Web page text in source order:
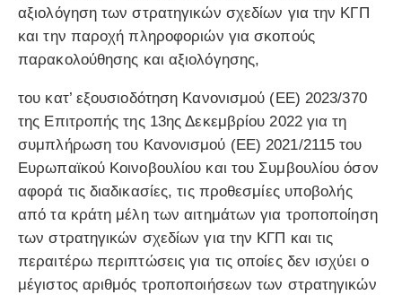
αξιολόγηση των στρατηγικών σχεδίων για την ΚΓΠ
και την παροχή πληροφοριών για σκοπούς
παρακολούθησης και αξιολόγησης,
του κατ’ εξουσιοδότηση Κανονισμού (ΕΕ) 2023/370
της Επιτροπής της 13ης Δεκεμβρίου 2022 για τη
συμπλήρωση του Κανονισμού (ΕΕ) 2021/2115 του
Ευρωπαϊκού Κοινοβουλίου και του Συμβουλίου όσον
αφορά τις διαδικασίες, τις προθεσμίες υποβολής
από τα κράτη μέλη των αιτημάτων για τροποποίηση
των στρατηγικών σχεδίων για την ΚΓΠ και τις
περαιτέρω περιπτώσεις για τις οποίες δεν ισχύει ο
μέγιστος αριθμός τροποποιήσεων των στρατηγικών